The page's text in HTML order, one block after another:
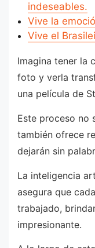
indeseables.
Vive la
Vive el
Imagina tener la
foto y verla
una película de
Este proceso no
también ofrece
dejarán sin
La inteligencia
asegura que
trabajado,
impresionante.